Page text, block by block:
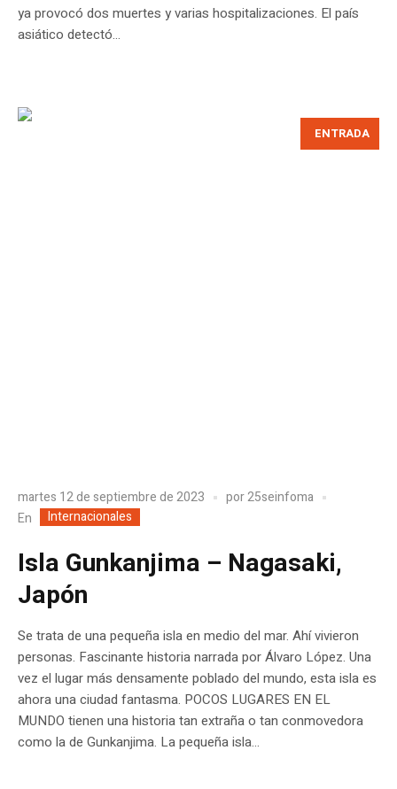
ya provocó dos muertes y varias hospitalizaciones. El país
asiático detectó...
ENTRADA
martes 12 de septiembre de 2023 por25seinfoma
En
Internacionales
Isla Gunkanjima – Nagasaki,
Japón
Se trata de una pequeña isla en medio del mar. Ahí vivieron
personas. Fascinante historia narrada por Álvaro López. Una
vez el lugar más densamente poblado del mundo, esta isla es
ahora una ciudad fantasma. POCOS LUGARES EN EL
MUNDO tienen una historia tan extraña o tan conmovedora
como la de Gunkanjima. La pequeña isla...